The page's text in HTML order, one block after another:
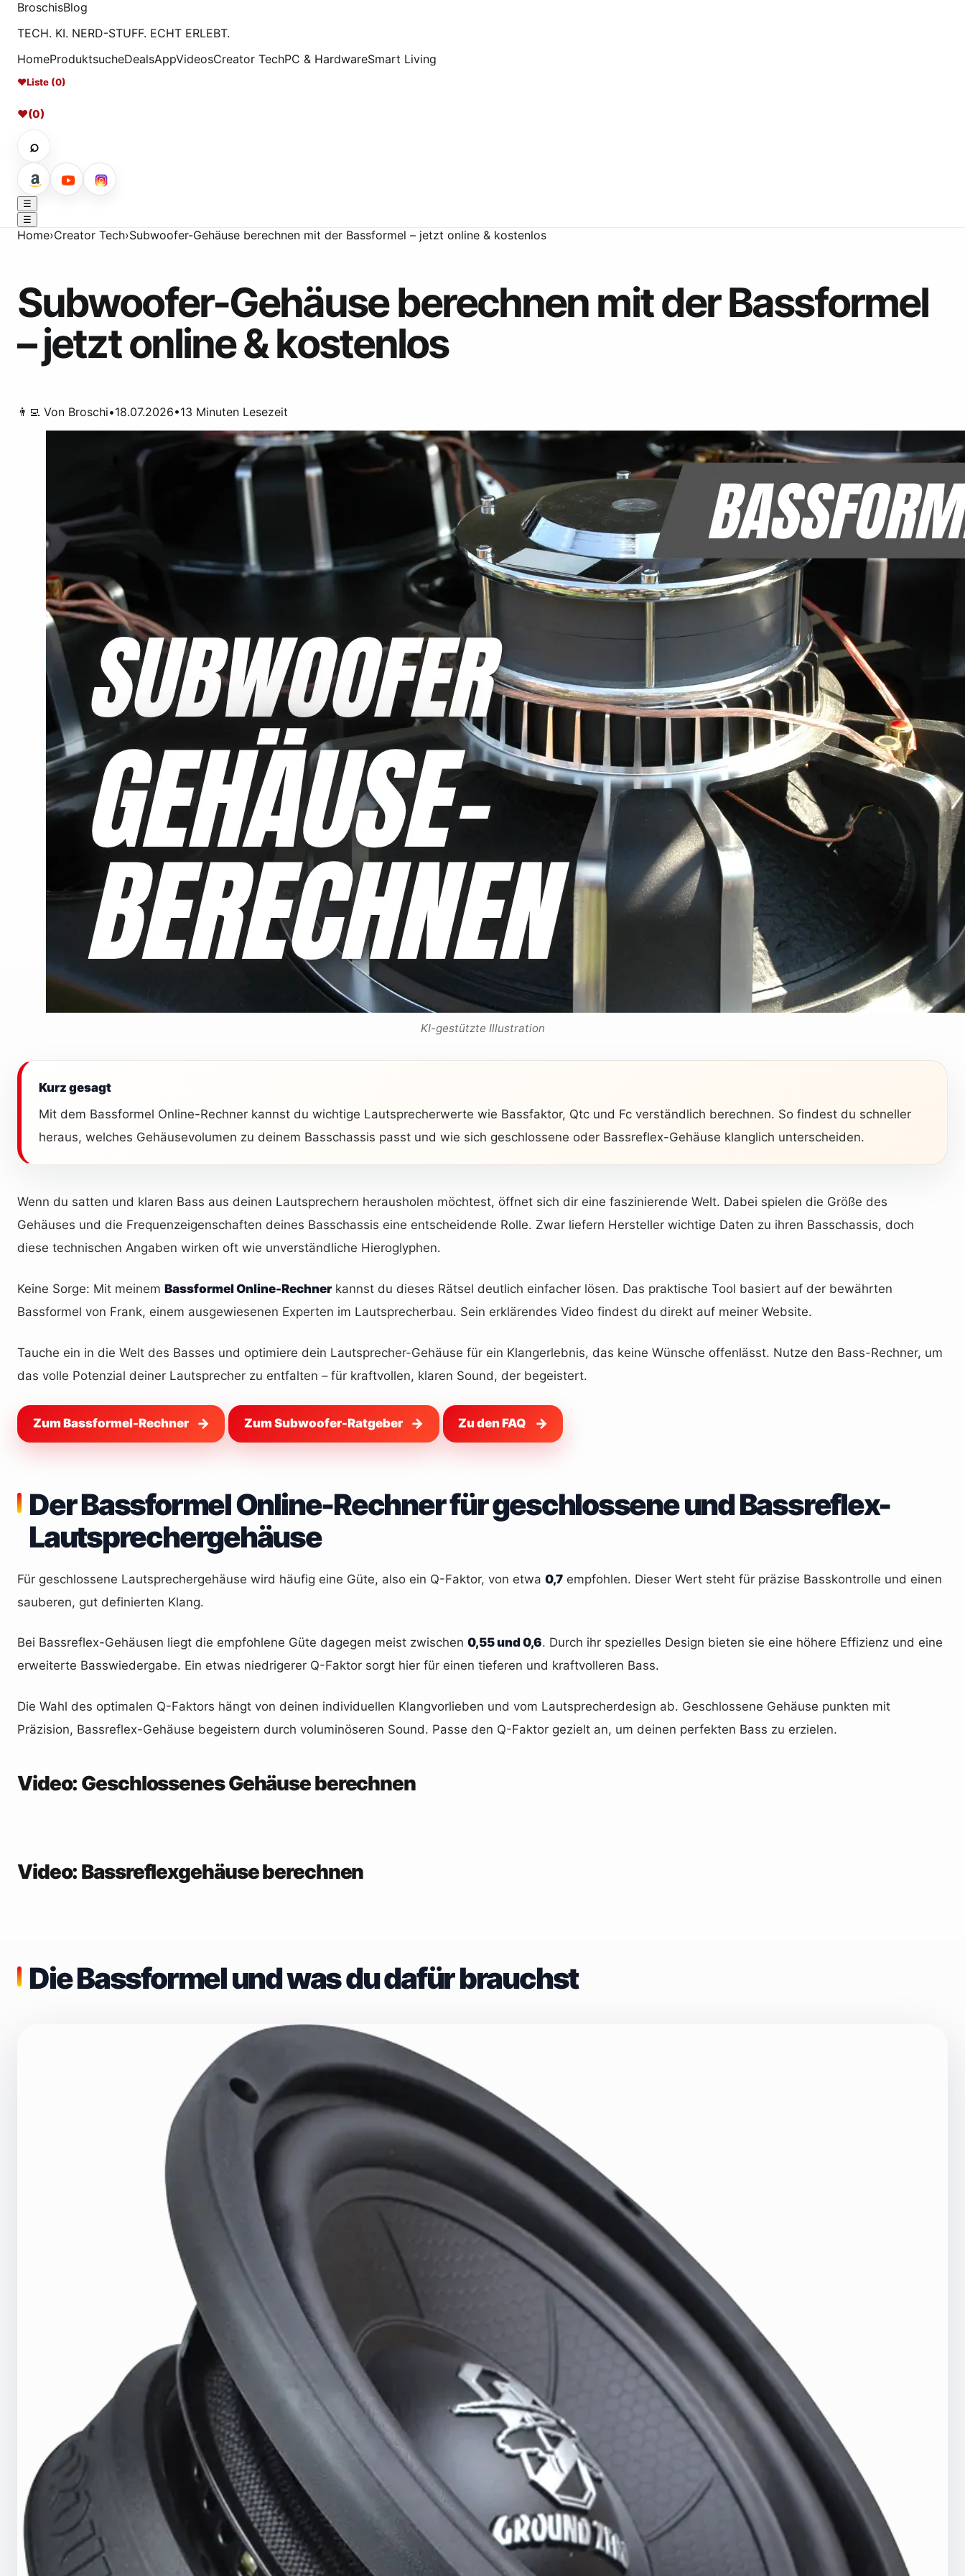
BroschisBlog
TECH. KI. NERD-STUFF. ECHT ERLEBT.
HomeProduktsucheDealsAppVideosCreator TechPC & HardwareSmart Living
♥Liste (0)
♥(0)
⌕
☰
☰
Home›Creator Tech›Subwoofer-Gehäuse berechnen mit der Bassformel – jetzt online & kostenlos
Subwoofer-Gehäuse berechnen mit der Bassformel
– jetzt online & kostenlos
👨‍💻 Von Broschi•18.07.2026•13 Minuten Lesezeit
KI-gestützte Illustration
Kurz gesagt
Mit dem Bassformel Online-Rechner kannst du wichtige Lautsprecherwerte wie Bassfaktor, Qtc und Fc verständlich berechnen. So findest du schneller
heraus, welches Gehäusevolumen zu deinem Basschassis passt und wie sich geschlossene oder Bassreflex-Gehäuse klanglich unterscheiden.
Wenn du satten und klaren Bass aus deinen Lautsprechern herausholen möchtest, öffnet sich dir eine faszinierende Welt. Dabei spielen die Größe des
Gehäuses und die Frequenzeigenschaften deines Basschassis eine entscheidende Rolle. Zwar liefern Hersteller wichtige Daten zu ihren Basschassis, doch
diese technischen Angaben wirken oft wie unverständliche Hieroglyphen.
Keine Sorge: Mit meinem Bassformel Online-Rechner kannst du dieses Rätsel deutlich einfacher lösen. Das praktische Tool basiert auf der bewährten
Bassformel von Frank, einem ausgewiesenen Experten im Lautsprecherbau. Sein erklärendes Video findest du direkt auf meiner Website.
Tauche ein in die Welt des Basses und optimiere dein Lautsprecher-Gehäuse für ein Klangerlebnis, das keine Wünsche offenlässt. Nutze den Bass-Rechner, um
das volle Potenzial deiner Lautsprecher zu entfalten – für kraftvollen, klaren Sound, der begeistert.
Zum Bassformel-Rechner Zum Subwoofer-Ratgeber Zu den FAQ
Der Bassformel Online-Rechner für geschlossene und Bassreflex-
Lautsprechergehäuse
Für geschlossene Lautsprechergehäuse wird häufig eine Güte, also ein Q-Faktor, von etwa 0,7 empfohlen. Dieser Wert steht für präzise Basskontrolle und einen
sauberen, gut definierten Klang.
Bei Bassreflex-Gehäusen liegt die empfohlene Güte dagegen meist zwischen 0,55 und 0,6. Durch ihr spezielles Design bieten sie eine höhere Effizienz und eine
erweiterte Basswiedergabe. Ein etwas niedrigerer Q-Faktor sorgt hier für einen tieferen und kraftvolleren Bass.
Die Wahl des optimalen Q-Faktors hängt von deinen individuellen Klangvorlieben und vom Lautsprecherdesign ab. Geschlossene Gehäuse punkten mit
Präzision, Bassreflex-Gehäuse begeistern durch voluminöseren Sound. Passe den Q-Faktor gezielt an, um deinen perfekten Bass zu erzielen.
Video: Geschlossenes Gehäuse berechnen
Video: Bassreflexgehäuse berechnen
Die Bassformel und was du dafür brauchst